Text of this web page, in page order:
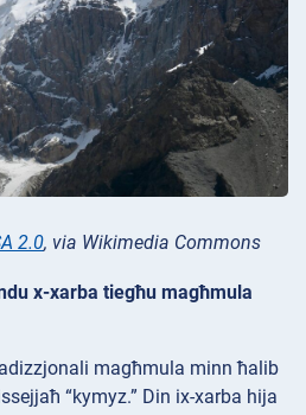
2.0, via Wikimedia Commons
x-xarba tiegħu magħmula
magħmula minn ħalib
“kymyz.” Din ix-xarba hija